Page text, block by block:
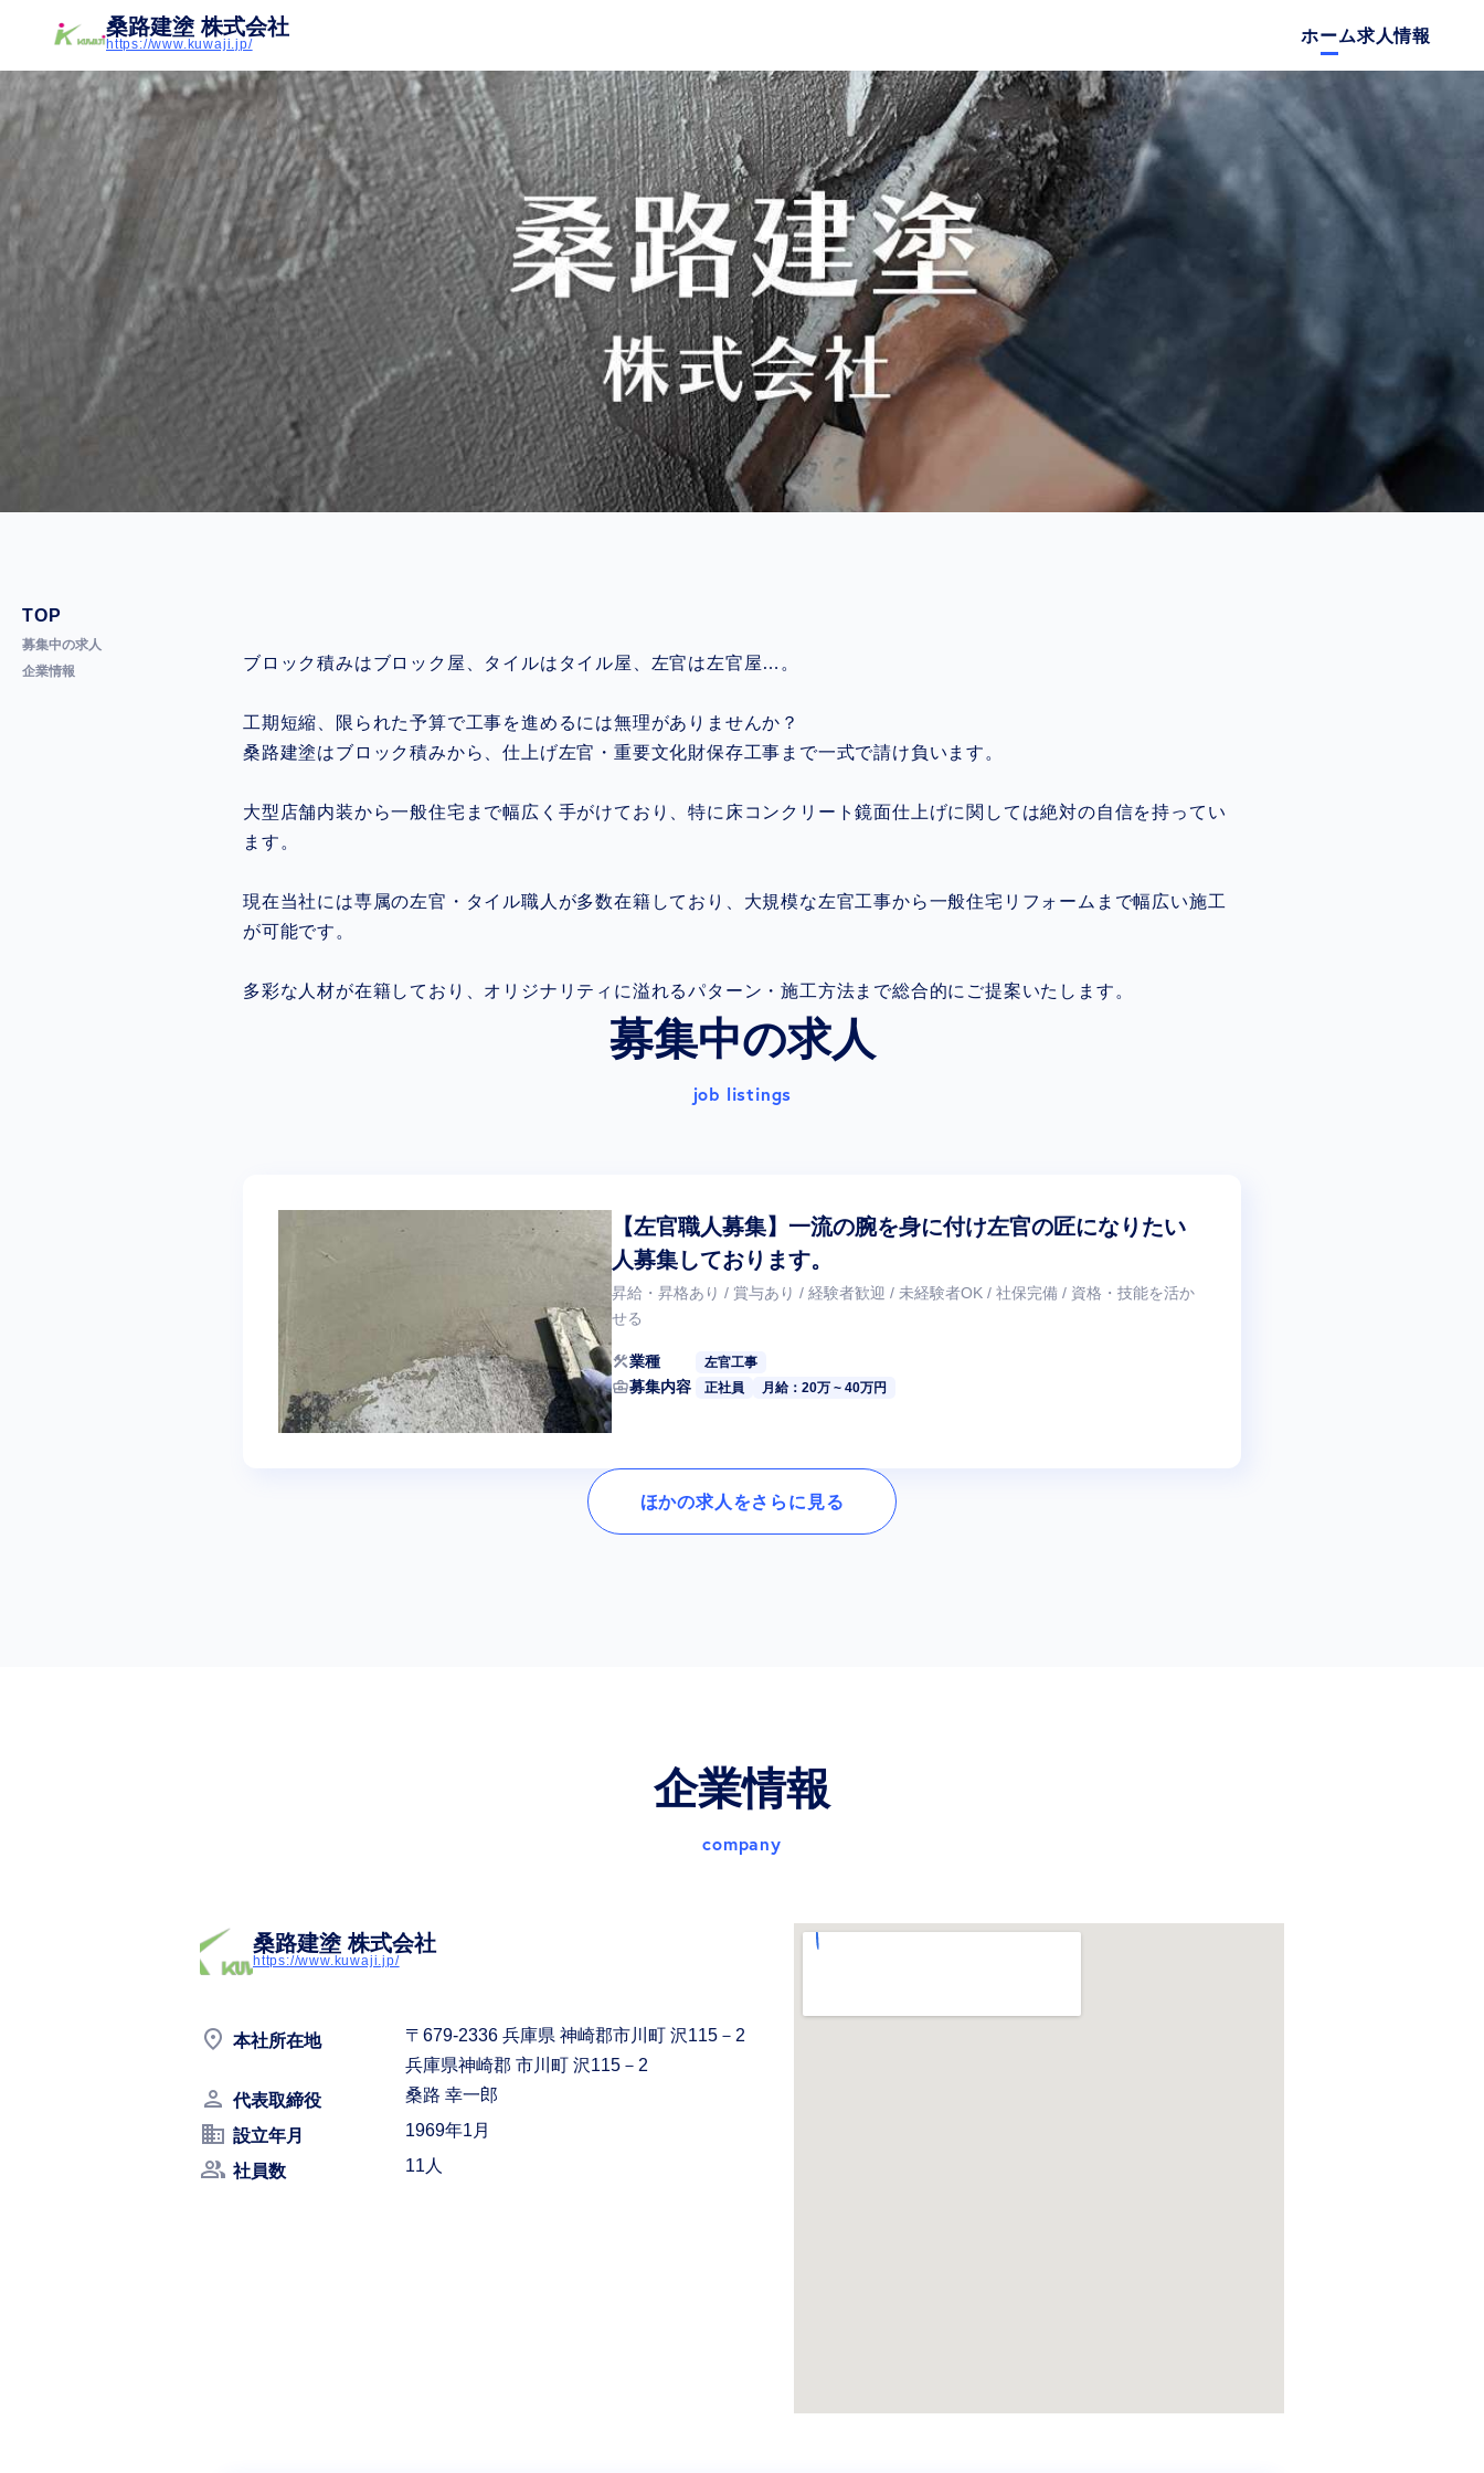
桑路建塗 株式会社
https://www.kuwaji.jp/ ホーム求人情報
TOP
募集中の求人
企業情報
ブロック積みはブロック屋、タイルはタイル屋、左官は左官屋…。
工期短縮、限られた予算で工事を進めるには無理がありませんか？
桑路建塗はブロック積みから、仕上げ左官・重要文化財保存工事まで一式で請け負います。
大型店舗内装から一般住宅まで幅広く手がけており、特に床コンクリート鏡面仕上げに関しては絶対の自信を持ってい
ます。
現在当社には専属の左官・タイル職人が多数在籍しており、大規模な左官工事から一般住宅リフォームまで幅広い施工
が可能です。
多彩な人材が在籍しており、オリジナリティに溢れるパターン・施工方法まで総合的にご提案いたします。
募集中の求人
job listings
【左官職人募集】一流の腕を身に付け左官の匠になりたい
人募集しております。
昇給・昇格あり / 賞与あり / 経験者歓迎 / 未経験者OK / 社保完備 / 資格・技能を活か
せる
construction業種 左官工事
business_center募集内容 正社員 月給：20万 ~ 40万円
ほかの求人をさらに見る
企業情報
company
桑路建塗 株式会社
https://www.kuwaji.jp/
place 本社所在地
〒679-2336 兵庫県 神崎郡市川町 沢115－2
兵庫県神崎郡 市川町 沢115－2
person 代表取締役 桑路 幸一郎
business 設立年月 1969年1月
people_alt 社員数 11人